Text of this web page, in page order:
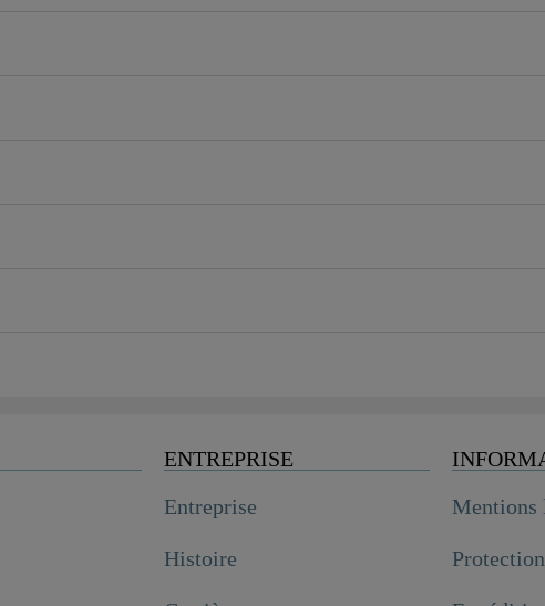
ENTREPRISE
Entreprise
Histoire
Mentions